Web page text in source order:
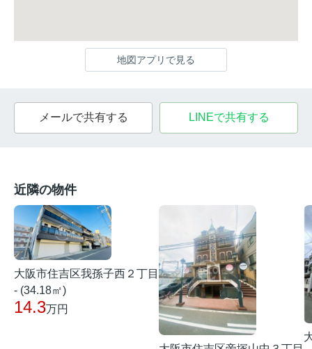
地図アプリで見る
メールで共有する LINEで共有する
近隣の物件
大阪市住吉区我孫子西２丁目
- (34.18㎡)
14.3万円